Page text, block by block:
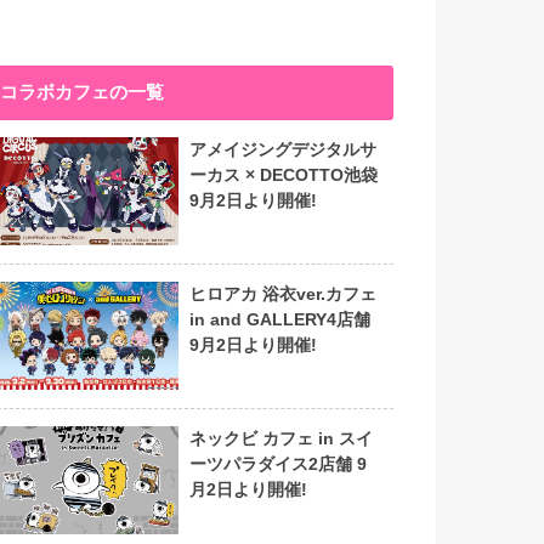
コラボカフェの一覧
アメイジングデジタルサ
ーカス × DECOTTO池袋
9月2日より開催!
ヒロアカ 浴衣ver.カフェ
in and GALLERY4店舗
9月2日より開催!
ネックビ カフェ in スイ
ーツパラダイス2店舗 9
月2日より開催!